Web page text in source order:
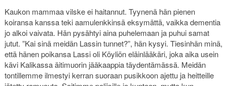
Kaukon mammaa vilske ei haitannut. Tyynenä hän pienen
koiransa kanssa teki aamulenkkinsä eksymättä, vaikka dementia
jo alkoi vaivata. Hän pysähtyi aina puhelemaan ja puhui samat
jutut. ”Kai sinä meidän Lassin tunnet?”, hän kysyi. Tiesinhän minä,
että hänen poikansa Lassi oli Köyliön eläinlääkäri, joka aika usein
kävi Kalikassa äitimuorin jääkaappia täydentämässä. Meidän
tontillemme ilmestyi kerran suoraan pusikkoon ajettu ja heitteille